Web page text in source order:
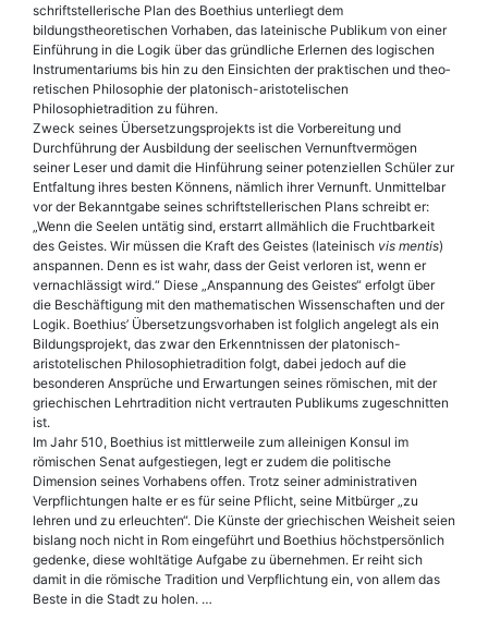
schriftstellerische Plan des Boe­thius unterliegt dem
bildungstheoretischen Vorhaben, das lateinische Publikum von einer
Einführung in die Logik über das gründliche Erlernen des logischen
Instrumentariums bis hin zu den Einsichten der praktischen und theo­
retischen Philosophie der platonisch-aristotelischen
Philosophietradition zu führen.
Zweck seines Übersetzungsprojekts ist die Vorbereitung und
Durchführung der Ausbildung der seelischen Vernunftvermögen
seiner Leser und damit die Hinführung seiner potenziellen Schüler zur
Entfaltung ihres besten Könnens, nämlich ihrer Vernunft. Unmittelbar
vor der Bekanntgabe seines schriftstellerischen Plans schreibt er:
„Wenn die Seelen untätig sind, erstarrt allmählich die Fruchtbarkeit
des Geistes. Wir müssen die Kraft des Geistes (lateinisch vis mentis)
anspannen. Denn es ist wahr, dass der Geist verloren ist, wenn er
vernachlässigt wird.“ Diese „Anspannung des Geistes“ erfolgt über
die Beschäftigung mit den mathematischen Wissenschaften und der
Logik. Boe­thius’ Übersetzungsvorhaben ist folglich angelegt als ein
Bildungsprojekt, das zwar den Erkenntnissen der platonisch-
aristotelischen Philosophietradition folgt, dabei jedoch auf die
besonderen Ansprüche und Erwartungen seines römischen, mit der
griechischen Lehrtradition nicht vertrauten Publikums zugeschnitten
ist.
Im Jahr 510, Boe­thius ist mittlerweile zum alleinigen Konsul im
römischen Senat aufgestiegen, legt er zudem die politische
Dimension seines Vorhabens offen. Trotz seiner administrativen
Verpflichtungen halte er es für seine Pflicht, seine Mitbürger „zu
lehren und zu erleuchten“. Die Künste der griechischen Weisheit seien
bislang noch nicht in Rom eingeführt und Boe­thius höchstpersönlich
gedenke, diese wohltätige Aufgabe zu übernehmen. Er reiht sich
damit in die römische Tradition und Verpflichtung ein, von allem das
Beste in die Stadt zu holen. …